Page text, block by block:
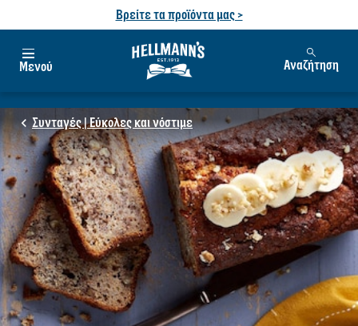
Βρείτε τα προϊόντα μας >
Μενού Αναζήτηση
Συνταγές | Εύκολες και νόστιμε